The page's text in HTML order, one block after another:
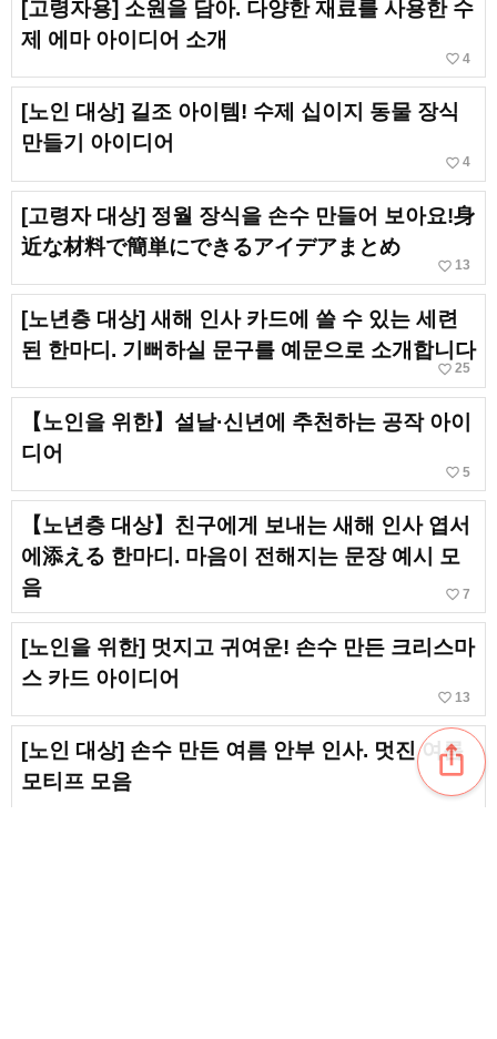
[고령자용] 소원을 담아. 다양한 재료를 사용한 수
제 에마 아이디어 소개
favorite_border 4
[노인 대상] 길조 아이템! 수제 십이지 동물 장식
만들기 아이디어
favorite_border 4
[고령자 대상] 정월 장식을 손수 만들어 보아요!身
近な材料で簡単にできるアイデアまとめ
favorite_border 13
[노년층 대상] 새해 인사 카드에 쓸 수 있는 세련
된 한마디. 기뻐하실 문구를 예문으로 소개합니다
favorite_border 25
【노인을 위한】설날·신년에 추천하는 공작 아이
디어
favorite_border 5
【노년층 대상】친구에게 보내는 새해 인사 엽서
에添える 한마디. 마음이 전해지는 문장 예시 모
음
favorite_border 7
[노인을 위한] 멋지고 귀여운! 손수 만든 크리스마
스 카드 아이디어
favorite_border 13
[노인 대상] 손수 만든 여름 안부 인사. 멋진 여름
모티프 모음
ios_share